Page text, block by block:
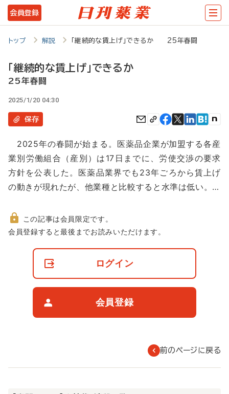
メ
イ
ツ
移
動
会員登録
トップ 解説 「継続的な賃上げ」できるか 25年春闘
「継続的な賃上げ」できるか
25年春闘
2025/1/20 04:30
保存
2025年の春闘が始まる。医薬品企業が加盟する各産
業別労働組合（産別）は17日までに、労使交渉の要求
方針を公表した。医薬品業界でも23年ごろから賃上げ
の動きが現れたが、他業種と比較すると水準は低い。…
非
この記事は会員限定です。
会員登録すると最後までお読みいただけます。
ログイン
会員登録
前のページに戻る